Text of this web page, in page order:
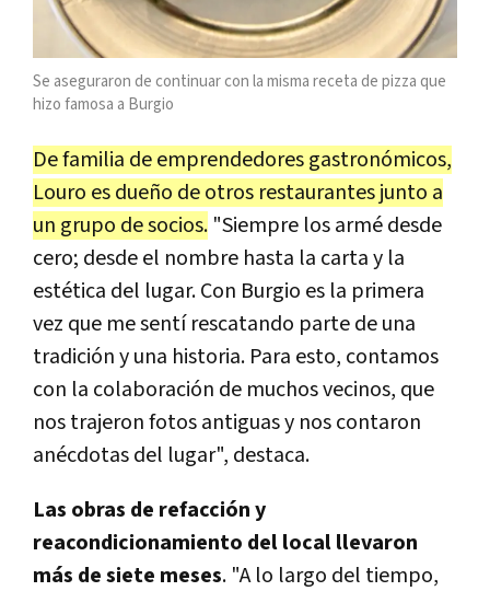
Se aseguraron de continuar con la misma receta de pizza que
hizo famosa a Burgio
De familia de emprendedores gastronómicos,
Louro es dueño de otros restaurantes junto a
un grupo de socios. "Siempre los armé desde
cero; desde el nombre hasta la carta y la
estética del lugar. Con Burgio es la primera
vez que me sentí rescatando parte de una
tradición y una historia. Para esto, contamos
con la colaboración de muchos vecinos, que
nos trajeron fotos antiguas y nos contaron
anécdotas del lugar", destaca.
Las obras de refacción y
reacondicionamiento del local llevaron
más de siete meses. "A lo largo del tiempo,